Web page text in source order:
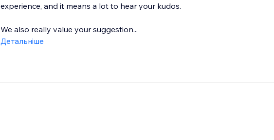
experience, and it means a lot to hear your kudos.
We also really value your suggestion...
Детальніше